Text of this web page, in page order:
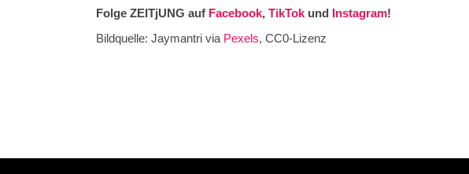
Folge ZEITjUNG auf Facebook, TikTok und Instagram!
Bildquelle: Jaymantri via Pexels, CC0-Lizenz